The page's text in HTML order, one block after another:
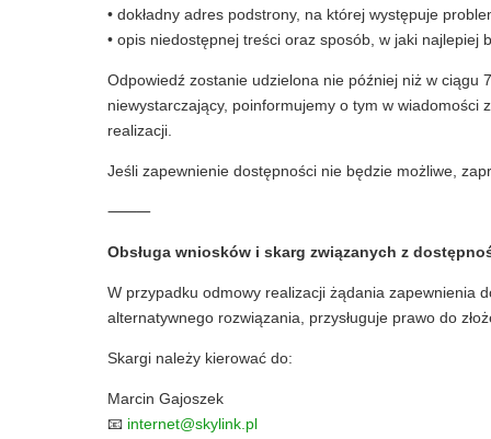
• dokładny adres podstrony, na której występuje
• opis niedostępnej treści oraz sposób, w jaki najlepiej
Odpowiedź zostanie udzielona nie później niż w ciągu
niewystarczający, poinformujemy o tym w
realizacji.
Jeśli zapewnienie dostępności nie będzie możliwe,
⸻
Obsługa wniosków i skarg związanych z
W przypadku odmowy realizacji żądania zapewnienia
alternatywnego rozwiązania, przysługuje prawo do
Skargi należy kierować do:
Marcin Gajoszek
📧 internet@skylink.pl